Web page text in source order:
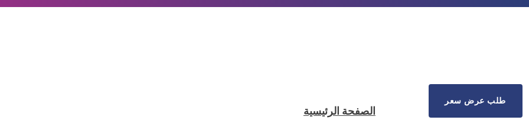
الصفحة الرئيسية
طلب عرض سعر